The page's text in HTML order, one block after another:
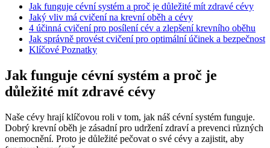
Jak funguje cévní systém a proč je důležité mít zdravé cévy
Jaký vliv má cvičení na krevní oběh a cévy
4 účinná cvičení pro posílení cév a zlepšení krevního oběhu
Jak správně provést cvičení pro optimální účinek a bezpečnost
Klíčové Poznatky
Jak funguje cévní systém a proč je
důležité mít zdravé cévy
Naše cévy hrají klíčovou roli v tom, jak náš cévní systém funguje.
Dobrý krevní oběh je zásadní pro udržení zdraví a prevenci různých
onemocnění. Proto je důležité pečovat o své cévy a zajistit, aby